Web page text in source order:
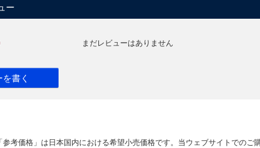
ー
書く
まだレビューはありません
考価格」は日本国内における希望小売価格です。当ウェブサイトでの